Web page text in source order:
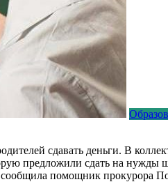
сдавать деньги. В
предложили сдать на нужды
помощник прокурора